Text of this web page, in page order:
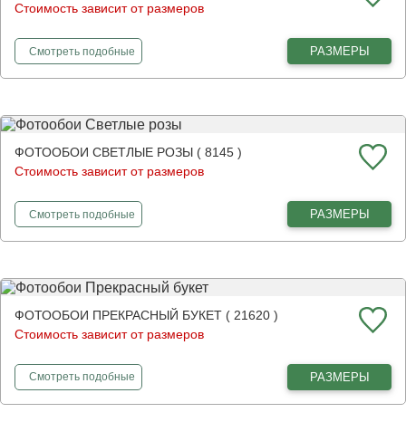
Стоимость зависит от размеров
Смотретьфотообои
подобные РАЗМЕРЫ
ФОТООБОИ СВЕТЛЫЕ РОЗЫ ( 8145 )
Стоимость зависит от размеров
Смотретьфотообои
подобные РАЗМЕРЫ
ФОТООБОИ ПРЕКРАСНЫЙ БУКЕТ ( 21620 )
Стоимость зависит от размеров
Смотретьфотообои
подобные РАЗМЕРЫ